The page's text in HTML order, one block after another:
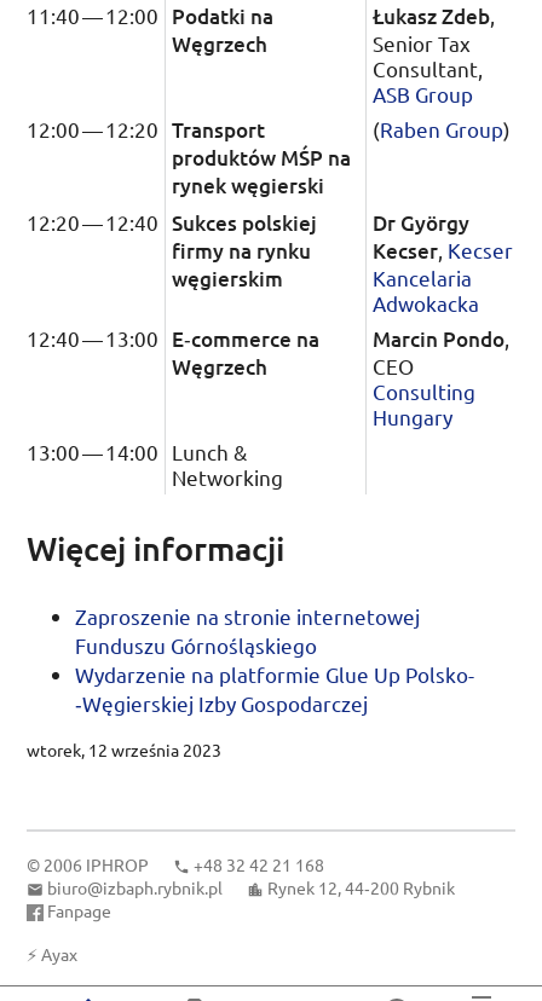
11:40—12:00
Podatki na
Węgrzech
Łukasz Zdeb,
Senior Tax
Consultant,
ASB Group
12:00—12:20 Transport
produktów MŚP na
rynek węgierski
(Raben Group)
12:20—12:40 Sukces polskiej
firmy na rynku
węgierskim
Dr György
Kecser, Kecser
Kancelaria
Adwokacka
12:40—13:00 E‑commerce na
Węgrzech
Marcin Pondo,
CEO
Consulting
Hungary
13:00—14:00
Lunch &
Networking
Więcej informacji
Zaproszenie na stronie internetowej
Funduszu Górnośląskiego
Wydarzenie na platformie Glue Up Polsko­
‑Węgierskiej Izby Gospodarczej
wtorek, 12 września 2023
© 2006 IPHROP
+48 32 42 21 168
biuro@izbaph.rybnik.pl
Rynek 12, 44‑200 Rybnik
Fanpage
⚡ Ayax